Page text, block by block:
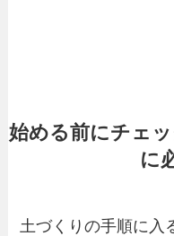
始める前にチェ
に
土づくりの手順に入